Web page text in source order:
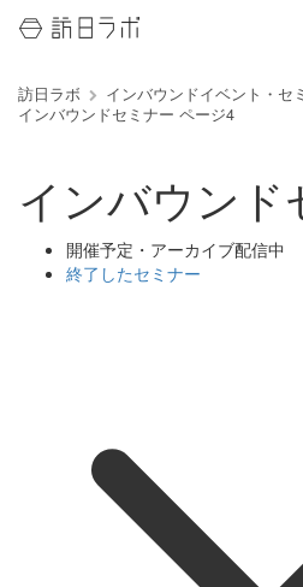
訪日ラボ
インバウンドイベント・セ
インバウンドセミナー ページ4
インバウンド
開催予定・アーカイブ配信中
終了したセミナー